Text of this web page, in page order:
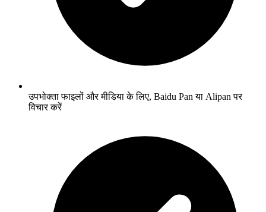
उपभोक्ता फाइलों और मीडिया के लिए, Baidu Pan या Alipan पर
विचार करें